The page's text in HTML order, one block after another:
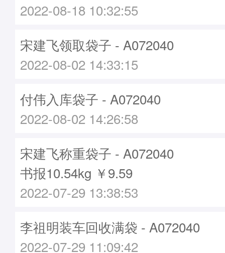
2022-08-18 10:32:55
宋建飞领取袋子 - A072040
2022-08-02 14:33:15
付伟入库袋子 - A072040
2022-08-02 14:26:58
宋建飞称重袋子 - A072040
书报10.54kg ￥9.59
2022-07-29 13:38:53
李祖明装车回收满袋 - A072040
2022-07-29 11:09:42